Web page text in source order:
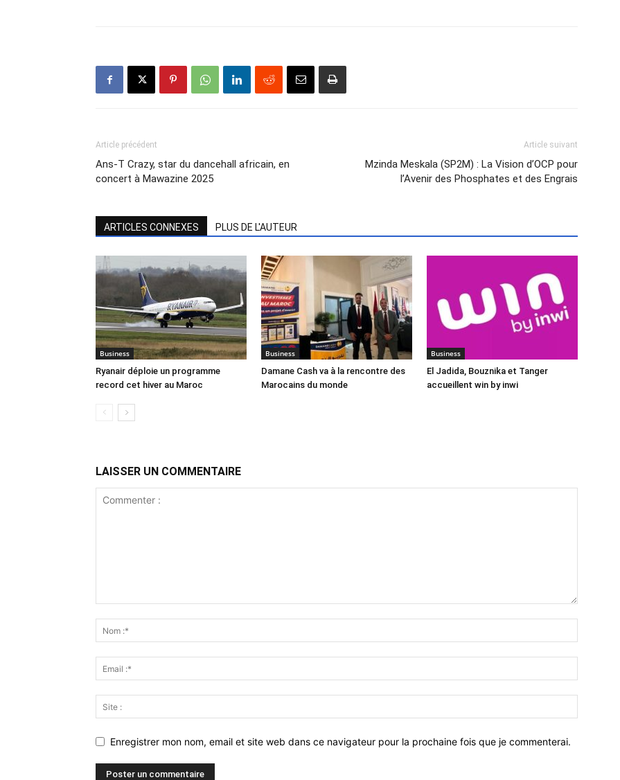
Article précédent
Ans-T Crazy, star du dancehall africain, en
concert à Mawazine 2025
Article suivant
Mzinda Meskala (SP2M) : La Vision d’OCP pour
l’Avenir des Phosphates et des Engrais
ARTICLES CONNEXES PLUS DE L'AUTEUR
Business
Ryanair déploie un programme
record cet hiver au Maroc
Business
Damane Cash va à la rencontre des
Marocains du monde
Business
El Jadida, Bouznika et Tanger
accueillent win by inwi
LAISSER UN COMMENTAIRE
Enregistrer mon nom, email et site web dans ce navigateur pour la prochaine fois que je commenterai.